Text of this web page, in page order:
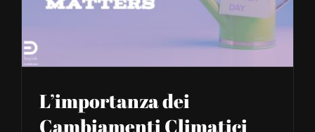
L’importanza dei
Cambiamenti Climatici